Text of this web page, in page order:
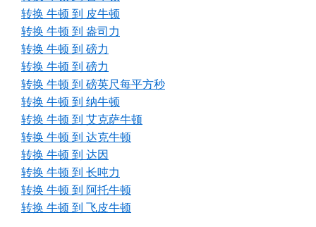
转换 牛顿 到 皮牛顿
转换 牛顿 到 盎司力
转换 牛顿 到 磅力
转换 牛顿 到 磅力
转换 牛顿 到 磅英尺每平方秒
转换 牛顿 到 纳牛顿
转换 牛顿 到 艾克萨牛顿
转换 牛顿 到 达克牛顿
转换 牛顿 到 达因
转换 牛顿 到 长吨力
转换 牛顿 到 阿托牛顿
转换 牛顿 到 飞皮牛顿